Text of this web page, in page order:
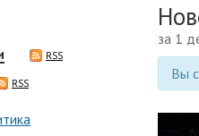
RSS
RSS
за 1
Вы